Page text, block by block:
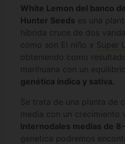
White Lemon del banco
Hunter Seeds es una
híbrida cruce de dos
como son El niño x Super
obteniendo como
marihuana con un
genética índica y sativa.
Se trata de una planta de
media con un crecimiento
internodales medias de
genetica podremos